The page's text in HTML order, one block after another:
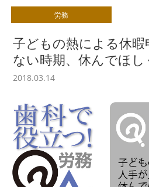
労務
子どもの熱による休暇
ない時期、休んでほ
2018.03.14